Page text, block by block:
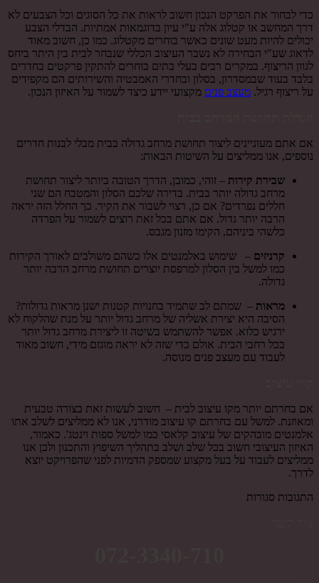
כדי לבחור את הפרקט הנכון חשוב לראות את כל הסוגים וכל הצבעים לא
דרך המחשב או קטלוג אלה ע"י עיון בדוגמאות אמתיות. הבדלי הצבע
יכולים להיות מעט שונים כאשר בוחרים מקטלוג. כמו כן, חשוב מאוד
לדאוג שע"י הבחירה לא נשבר העיצוב הכללי שנבחר לבית בין היתר ביחס
לגוון הריצוף. במקרים רבים בעלי בתים בוחרים להתקין פרקטים בחדרים
בלבד בעוד שבמסדרון, בסלון ובחדרי האמבטיה והשירותים הם מקפידים
על ריצוף רגיל. מעצב פנים מקצועי יידע כיצד לשמור על האיזון הנכון.
אם אתם מעוניינים ליצור תחושת מרחב גדולה בבית מבלי לבנות חדרים
נוספים, אנו ממליצים על השיטות הבאות:
שבירת קירות – זוהי, כמובן, הדרך הטובה ביותר ליצור תחושת
מרחב גדולה יותר בבית. בדירה שלכם הסלון והמטבח הם שני
חללים נפרדים? אם כן, רצוי לשבור את הקיר. כך החלל הזה יראה
הרבה יותר גדול. אם אתם בכל זאת רוצים לשמור על הפרדה
כלשהי ביניהם, הקימו מזנון מגבס.
קרניזים – שימוש באלמנטים אלו כשהם משולבים לאורך הקירות
כמו למשל בין הסלון למרפסת יוצרים תחושת מרחב הרבה יותר
גדולה.
מראות – שמתם לב שתמיד בחנויות קטנות ישנן מראות גדולות?
הסיבה היא יצירת אשליה של מרחב גדול יותר על מנת שהלקוח לא
ירגיש כלוא. אפשר להשתמש בשיטה זו ליצירת מרחב גדול יותר
בכל רחבי הבית. אולם כדי שזה לא יראה מוגזם מידי, חשוב מאוד
לעבוד עם מעצב פנים מנוסה.
אם בחרתם יותר מקו עיצוב לבית – חשוב לעשות זאת בצורה טבעית
ומאוזנת. למשל עם בחרתם קו עיצוב מודרני, אנו לא ממליצים לשלב אתו
אלמנטים מובהקים של עיצוב קלאסי כמו למשל ספות וינטג'. כאמור,
האיזון העיצובי חשוב בכל שלב ושלב בתהליך השיפוץ והתכנון ולכן אנו
ממליצים לעבוד על בעל מקצוע שמספק הדמיות לפני שהפרויקט יוצא
לדרך.
התגובות סגורות